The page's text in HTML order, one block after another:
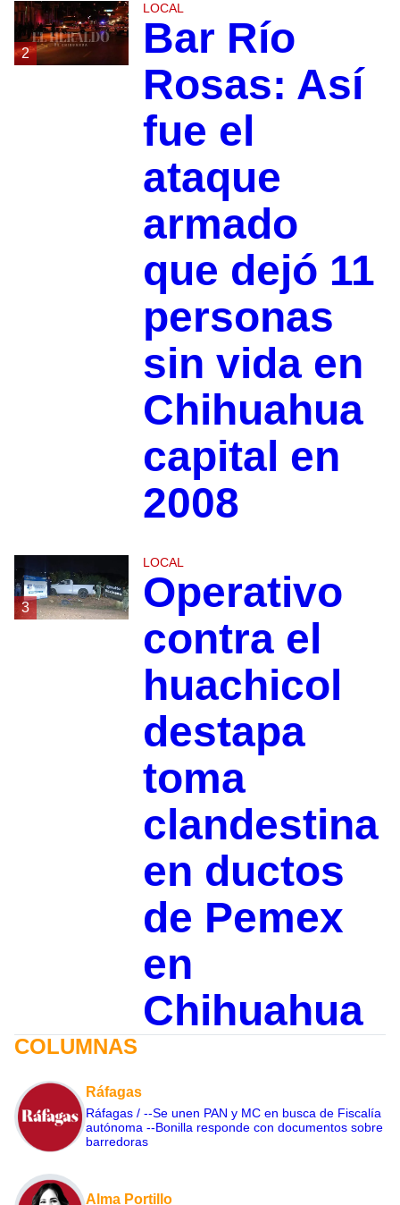
2
LOCAL
Bar Río
Rosas: Así
fue el
ataque
armado
que dejó 11
personas
sin vida en
Chihuahua
capital en
2008
3
LOCAL
Operativo
contra el
huachicol
destapa
toma
clandestina
en ductos
de Pemex
en
Chihuahua
COLUMNAS
Ráfagas
Ráfagas / --Se unen PAN y MC en busca de Fiscalía
autónoma --Bonilla responde con documentos sobre
barredoras
Alma Portillo